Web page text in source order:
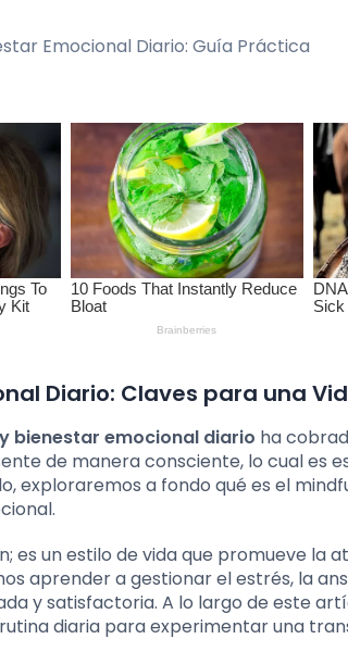
Diario: Claves para una
bienestar emocional diario ha
de manera consciente, lo cual es
exploraremos a fondo qué es el
es un estilo de vida que promueve la
aprender a gestionar el estrés, la
y satisfactoria. A lo largo de este
diaria para experimentar una